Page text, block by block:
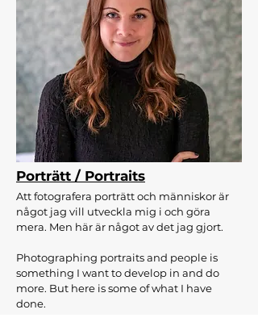
Porträtt / Portraits
Att fotografera porträtt och människor är
något jag vill utveckla mig i och göra
mera. Men här är något av det jag gjort.
Photographing portraits and people is
something I want to develop in and do
more. But here is some of what I have
done.